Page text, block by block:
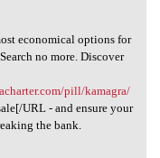
economical options for
no more. Discover
pill/kamagra/
URL - and ensure your
the bank.